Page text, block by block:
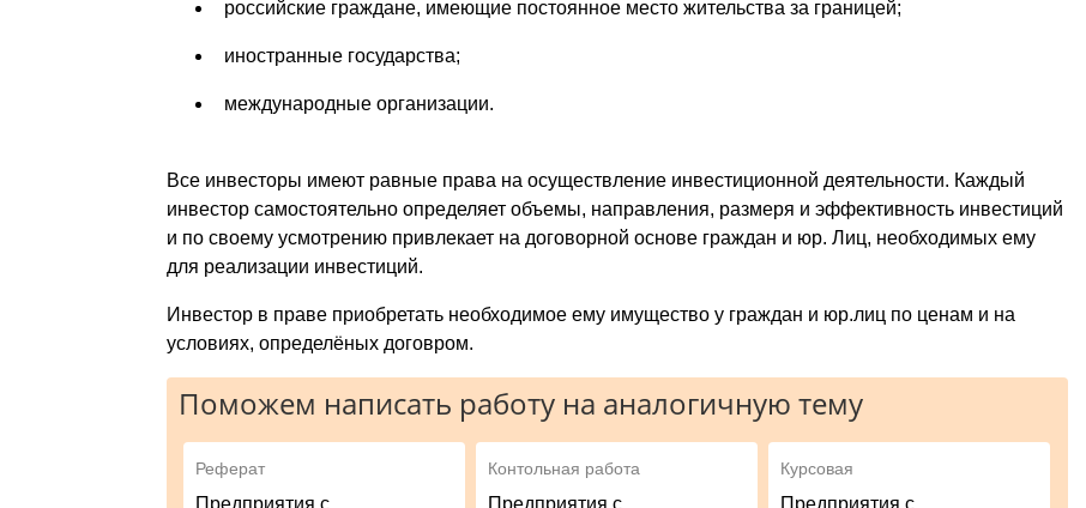
российские граждане, имеющие постоянное место жительства за границей;
иностранные государства;
международные организации.
Все инвесторы имеют равные права на осуществление инвестиционной деятельности. Каждый
инвестор самостоятельно определяет объемы, направления, размеря и эффективность инвестиций
и по своему усмотрению привлекает на договорной основе граждан и юр. Лиц, необходимых ему
для реализации инвестиций.
Инвестор в праве приобретать необходимое ему имущество у граждан и юр.лиц по ценам и на
условиях, определёных договром.
Поможем написать работу на аналогичную тему
Реферат Контольная работа Курсовая